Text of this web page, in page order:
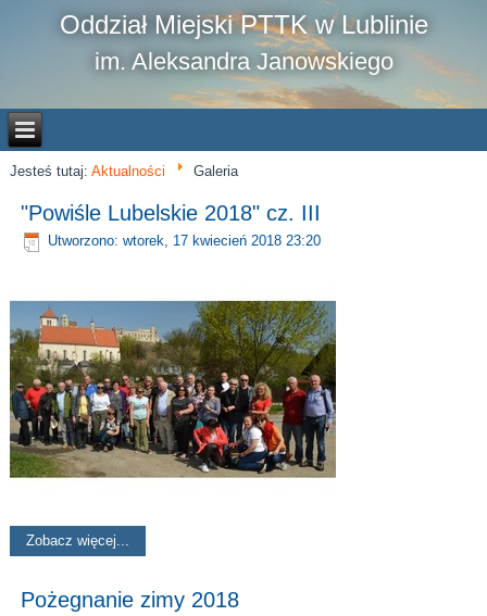
Oddział Miejski PTTK w Lublinie
im. Aleksandra Janowskiego
Jesteś tutaj:Aktualności Galeria
"Powiśle Lubelskie 2018" cz. III
Utworzono: wtorek, 17 kwiecień 2018 23:20
Zobacz więcej...
Pożegnanie zimy 2018